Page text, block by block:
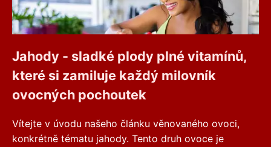
Jahody - sladké plody plné vitamínů,
které si zamiluje každý milovník
ovocných pochoutek
Vítejte v úvodu našeho článku věnovaného ovoci,
konkrétně tématu jahody. Tento druh ovoce je